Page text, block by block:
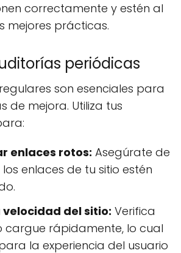
correctamente y estén al
mejores prácticas.
periódicas
son esenciales para
de mejora. Utiliza tus
enlaces rotos: Asegúrate de
enlaces de tu sitio estén
velocidad del sitio: Verifica
cargue rápidamente, lo cual
la experiencia del usuario